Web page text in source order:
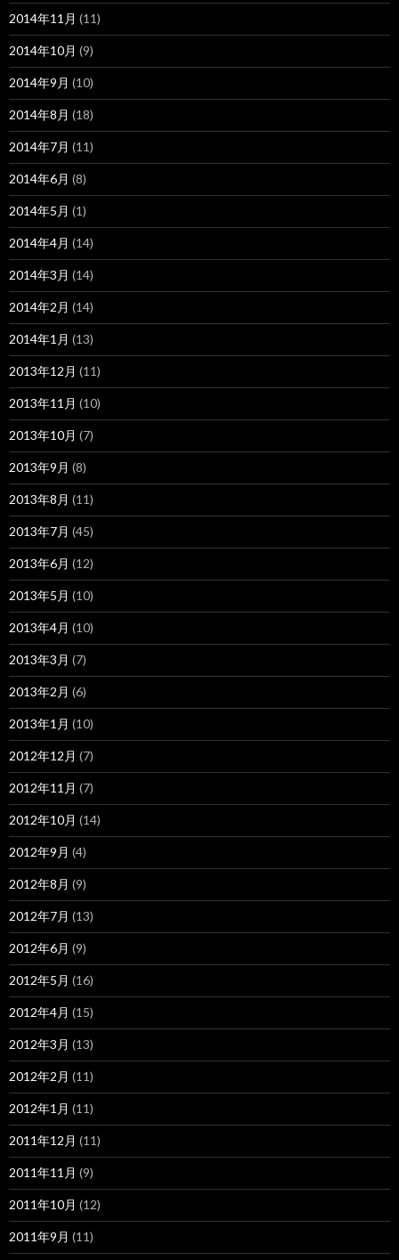
2014年11月 (11)
2014年10月 (9)
2014年9月 (10)
2014年8月 (18)
2014年7月 (11)
2014年6月 (8)
2014年5月 (1)
2014年4月 (14)
2014年3月 (14)
2014年2月 (14)
2014年1月 (13)
2013年12月 (11)
2013年11月 (10)
2013年10月 (7)
2013年9月 (8)
2013年8月 (11)
2013年7月 (45)
2013年6月 (12)
2013年5月 (10)
2013年4月 (10)
2013年3月 (7)
2013年2月 (6)
2013年1月 (10)
2012年12月 (7)
2012年11月 (7)
2012年10月 (14)
2012年9月 (4)
2012年8月 (9)
2012年7月 (13)
2012年6月 (9)
2012年5月 (16)
2012年4月 (15)
2012年3月 (13)
2012年2月 (11)
2012年1月 (11)
2011年12月 (11)
2011年11月 (9)
2011年10月 (12)
2011年9月 (11)